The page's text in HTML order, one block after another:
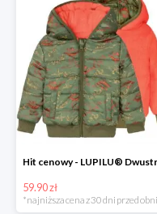
59.90 zł